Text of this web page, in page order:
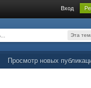
Вход
Эта
Просмотр новых